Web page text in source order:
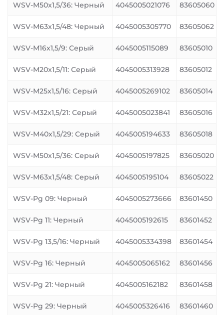
WSV-M50x1,5/36: Черный 4045005021076 83605060
WSV-M63x1,5/48: Черный 4045005305770 83605062
WSV-M16x1,5/9: Серый 4045005115089 83605010
WSV-M20x1,5/11: Серый 4045005313928 83605012
WSV-M25x1,5/16: Серый 4045005269102 83605014
WSV-M32x1,5/21: Серый 4045005023841 83605016
WSV-M40x1,5/29: Серый 4045005194633 83605018
WSV-M50x1,5/36: Серый 4045005197825 83605020
WSV-M63x1,5/48: Серый 4045005195104 83605022
WSV-Pg 09: Черный 4045005273666 83601450
WSV-Pg 11: Черный 4045005192615 83601452
WSV-Pg 13,5/16: Черный 4045005334398 83601454
WSV-Pg 16: Черный 4045005065162 83601456
WSV-Pg 21: Черный 4045005162182 83601458
WSV-Pg 29: Черный 4045005326416 83601460